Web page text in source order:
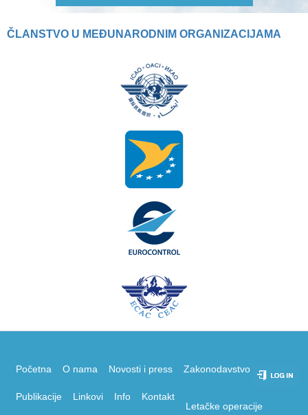
ČLANSTVO U MEĐUNARODNIM ORGANIZACIJAMA
Početna O nama Novosti i press Zakonodavstvo
Publikacije Linkovi Info
Kontakt
Letačke operacije